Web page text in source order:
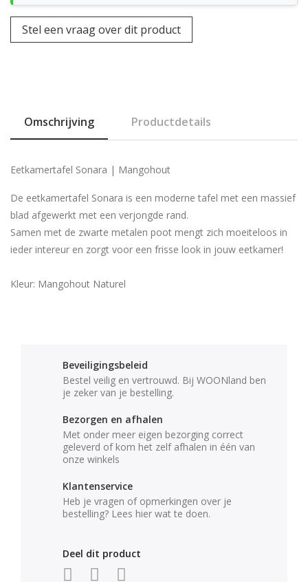
Stel een vraag over dit product
Omschrijving Productdetails
Eetkamertafel Sonara | Mangohout
De eetkamertafel Sonara is een moderne tafel met een massief
blad afgewerkt met een verjongde rand.
Samen met de zwarte metalen poot mengt zich moeiteloos in
ieder intereur en zorgt voor een frisse look in jouw eetkamer!
Kleur: Mangohout Naturel
Beveiligingsbeleid
Bestel veilig en vertrouwd. Bij WOONland ben
je zeker van je bestelling.
Bezorgen en afhalen
Met onder meer eigen bezorging correct
geleverd of kom het zelf afhalen in één van
onze winkels
Klantenservice
Heb je vragen of opmerkingen over je
bestelling? Lees hier wat te doen.
Deel dit product